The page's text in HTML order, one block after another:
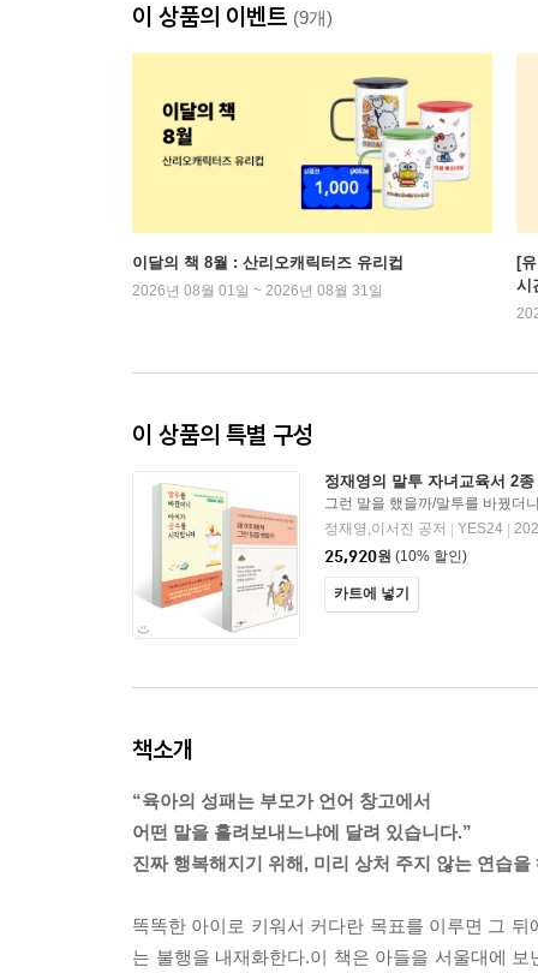
이 상품의 이벤트 (9개)
이달의 책 8월 : 산리오캐릭터즈 유리컵
2026년 08월 01일 ~ 2026년 08월 31일
[
시
이 상품의 특별 구성
정재영의 말투 자녀교육서 2
그런 말을 했을까/말투를 바꿨더
합니다
정재영,이서진 공저 YES24
25,920원 (10% 할인)
카트에 넣기
책소개
“육아의 성패는 부모가 언어 창고에서
어떤 말을 흘려보내느냐에 달려 있습니다.”
진짜 행복해지기 위해, 미리 상처 주지 않는 연습을
똑똑한 아이로 키워서 커다란 목표를 이루면 그
는 불행을 내재화한다.이 책은 아들을 서울대에